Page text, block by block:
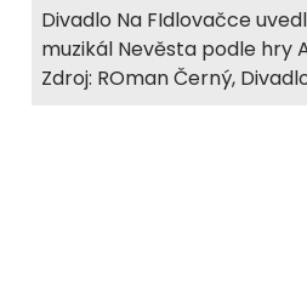
Divadlo Na FIdlovačce
muzikál Nevěsta podle hry
Zdroj: ROman Černý,